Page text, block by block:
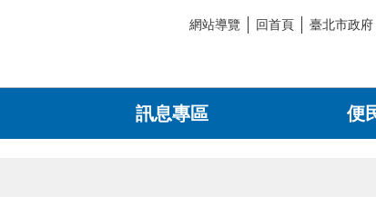
網站導覽 回首頁 臺北市政府
訊息專區 便